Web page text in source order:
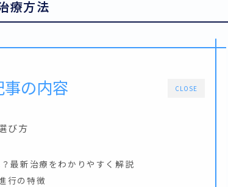
療方法
CLOSE
事の内容
び方
最新治療をわかりやすく解説
行の特徴